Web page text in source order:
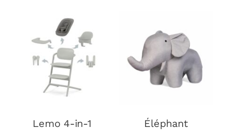
AJOUTER AU
PANIER
/
DÉTAILS
Lemo 4-in-1
AJOUTER AU
PANIER
/
DÉTAILS
Éléphant